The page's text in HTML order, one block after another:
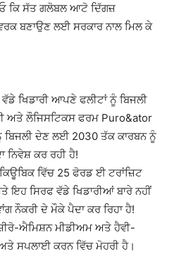
ਕਿ ਸੱਤ ਗਲੋਬਲ ਆਟੋ ਦਿੱਗਜ਼
ਬਣਾਉਣ ਲਈ ਸਰਕਾਰ ਨਾਲ ਮਿਲ ਕੇ
ਖਿਡਾਰੀ ਆਪਣੇ ਫਲੀਟਾਂ ਨੂੰ ਬਿਜਲੀ
ਅਤੇ ਲੌਜਿਸਟਿਕਸ ਫਰਮ Puro&ator
ਬਿਜਲੀ ਦੇਣ ਲਈ 2030 ਤੱਕ ਕਾਰਬਨ ਨੂੰ
ਨਿਵੇਸ਼ ਕਰ ਰਹੀ ਹੈ!
ਵਿੱਚ 25 ਫੋਰਡ ਈ ਟਰਾਂਜ਼ਿਟ
ਇਹ ਸਿਰਫ ਵੱਡੇ ਖਿਡਾਰੀਆਂ ਬਾਰੇ ਨਹੀਂ
ਨੌਕਰੀ ਦੇ ਮੌਕੇ ਪੈਦਾ ਕਰ ਰਿਹਾ ਹੈ!
ਐਮਿਸ਼ਨ ਮੀਡੀਅਮ ਅਤੇ ਹੈਵੀ-
ਸਪਲਾਈ ਕਰਨ ਵਿੱਚ ਮੋਹਰੀ ਹੈ।